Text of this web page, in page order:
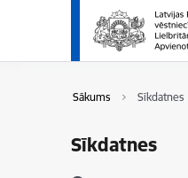
Pāriet uz lapas saturu
Sākums Sīkdatnes
Sīkdatnes